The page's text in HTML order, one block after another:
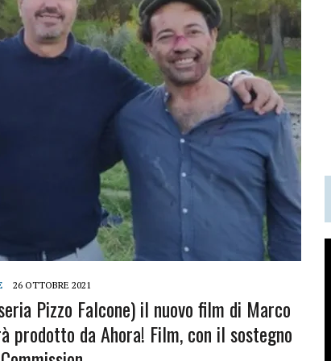
26 OTTOBRE 2021
Pizzo Falcone) il nuovo film di Marco
prodotto da Ahora! Film, con il sostegno